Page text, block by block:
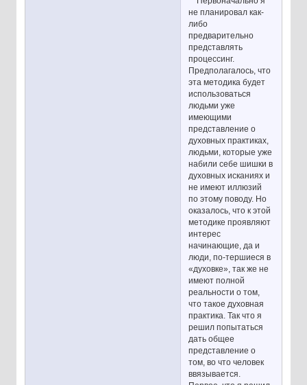
не планировал как-
либо
предварительно
представлять
процессинг.
Предполагалось, что
эта методика будет
использоваться
людьми уже
имеющими
представление о
духовных практиках,
людьми, которые уже
набили себе шишки в
духовных исканиях и
не имеют иллюзий
по этому поводу. Но
оказалось, что к этой
методике проявляют
интерес
начинающие, да и
люди, по-тершиеся в
«духовке», так же не
имеют полной
реальности о том,
что такое духовная
практика. Так что я
решил попытаться
дать общее
представление о
том, во что человек
ввязывается.